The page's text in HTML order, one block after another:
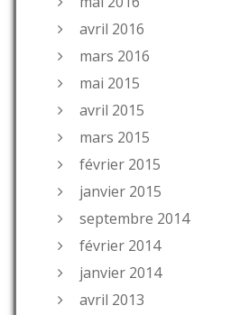
avril 2016
mars 2016
mai 2015
avril 2015
mars 2015
février 2015
janvier 2015
septembre 2014
février 2014
janvier 2014
avril 2013